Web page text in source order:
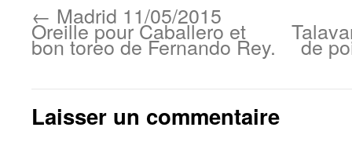
← Madrid 11/05/2015
Oreille pour Caballero et
bon toreo de Fernando Rey. de
Laisser un commentaire